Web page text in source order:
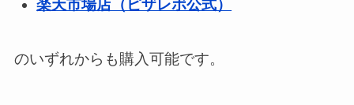
楽天市場店（ピザレボ公式）
のいずれからも購入可能です。